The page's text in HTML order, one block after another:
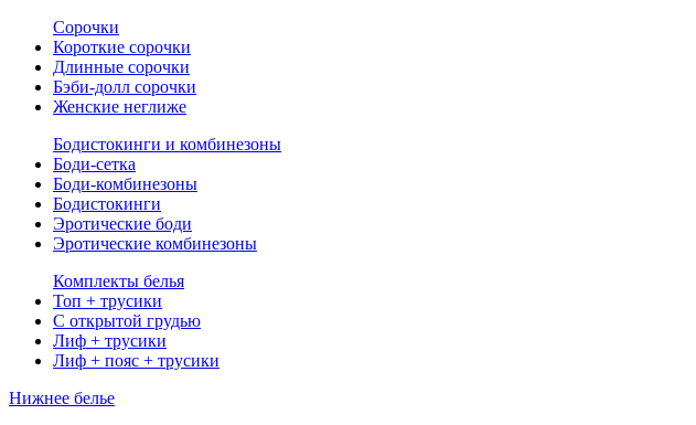
Сорочки
Короткие сорочки
Длинные сорочки
Бэби-долл сорочки
Женские неглиже
Бодистокинги и комбинезоны
Боди-сетка
Боди-комбинезоны
Бодистокинги
Эротические боди
Эротические комбинезоны
Комплекты белья
Топ + трусики
С открытой грудью
Лиф + трусики
Лиф + пояс + трусики
Нижнее белье